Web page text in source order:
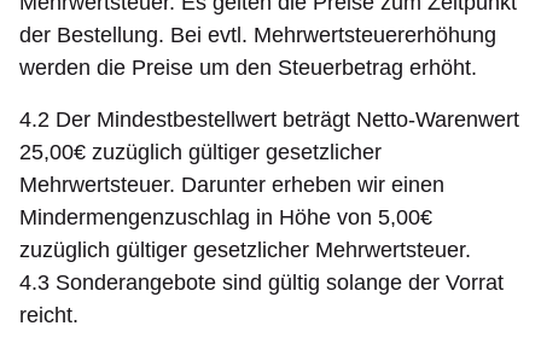
der Bestellung. Bei evtl. Mehrwertsteuererhöhung
werden die Preise um den Steuerbetrag erhöht.
4.2 Der Mindestbestellwert beträgt Netto-Warenwert
25,00€ zuzüglich gültiger gesetzlicher
Mehrwertsteuer. Darunter erheben wir einen
Mindermengenzuschlag in Höhe von 5,00€
zuzüglich gültiger gesetzlicher Mehrwertsteuer.
4.3 Sonderangebote sind gültig solange der Vorrat
reicht.